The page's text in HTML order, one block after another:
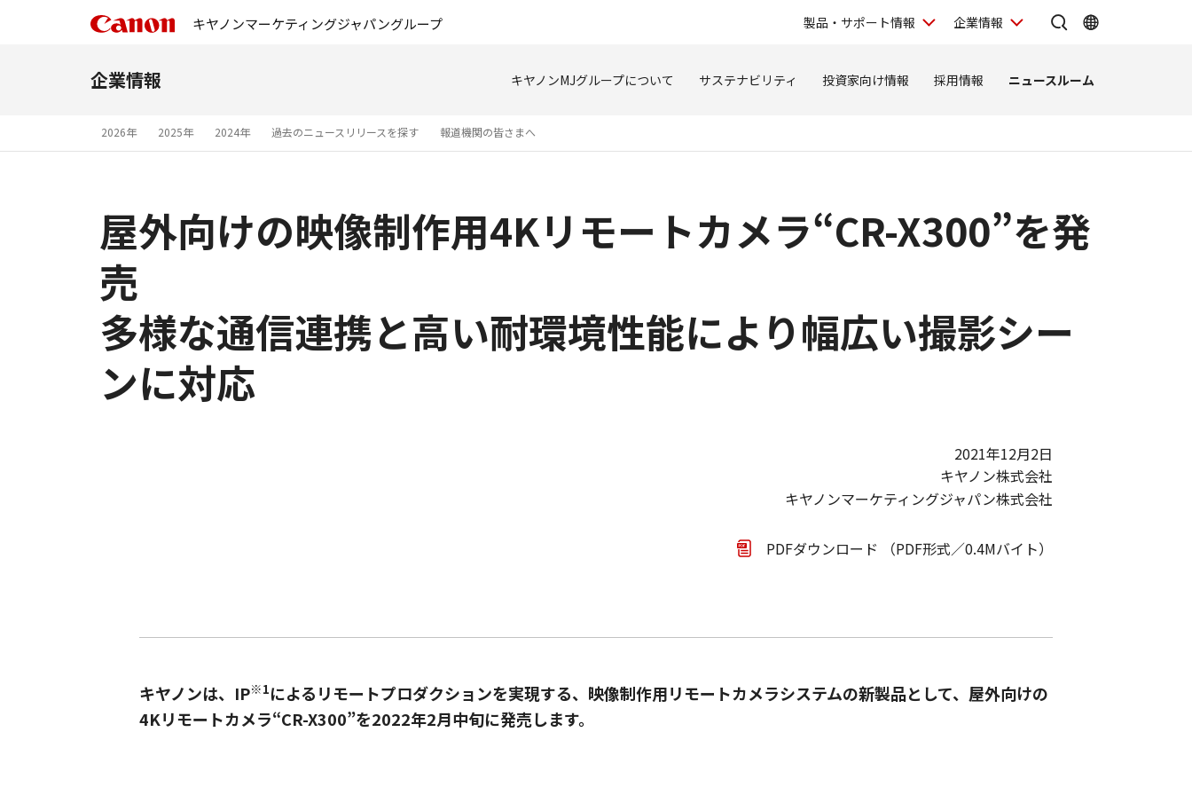
キヤノンマーケティングジャパングループ 製品・サポート情報 企業情報
企業情報 キヤノンMJグループについて サステナビリティ 投資家向け情報 採用情報 ニュースルーム
2026年 2025年 2024年 過去のニュースリリースを探す 報道機関の皆さまへ
屋外向けの映像制作用4Kリモートカメラ“CR-X300”を発
売
多様な通信連携と高い耐環境性能により幅広い撮影シー
ンに対応
2021年12月2日
キヤノン株式会社
キヤノンマーケティングジャパン株式会社
PDFダウンロード （PDF形式／0.4Mバイト）
キヤノンは、IP※1によるリモートプロダクションを実現する、映像制作用リモートカメラシステムの新製品として、屋外向けの
4Kリモートカメラ“CR-X300”を2022年2月中旬に発売します。